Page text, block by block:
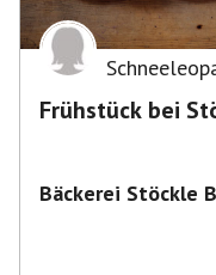
Frühstück bei
Bäckerei Stöckle